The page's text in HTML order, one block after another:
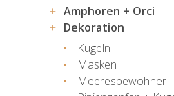
Amphoren + Orci
Dekoration
Kugeln
Masken
Meeresbewohner